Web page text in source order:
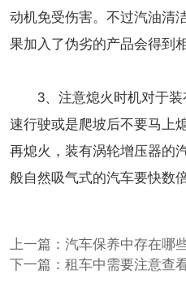
动机免受伤害。不过汽油清
果加入了伪劣的产品会得到
3、注意熄火时机对于装
速行驶或是爬坡后不要马上
再熄火，装有涡轮增压器的
般自然吸气式的汽车要快数倍
上一篇： 汽车保养中存在哪
下一篇： 租车中需要注意查